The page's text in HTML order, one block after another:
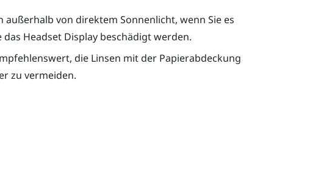
außerhalb von direktem Sonnenlicht, wenn Sie es
Headset Display beschädigt werden.
die Linsen mit der Papierabdeckung
zu vermeiden.